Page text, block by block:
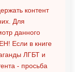
контент
Для
данного
Если в книге
ЛГБТ и
- просьба